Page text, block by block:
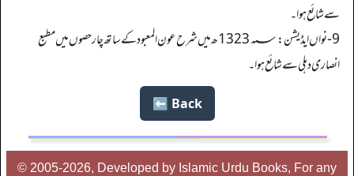
سے شائع ہوا۔
9- نواں ایڈیشن: 1323؁ھ میں شرح عون المعبود کے ساتھ چار حصوں میں مطبع
انصاری دہلی سے شائع ہوا۔
Back ⬅️
© 2005-2026, Developed by Islamic Urdu Books, For any